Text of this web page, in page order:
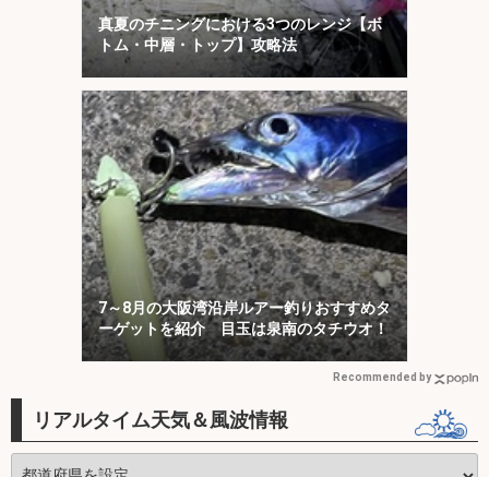
真夏のチニングにおける3つのレンジ【ボ
トム・中層・トップ】攻略法
7～8月の大阪湾沿岸ルアー釣りおすすめタ
ーゲットを紹介 目玉は泉南のタチウオ！
Recommended by
リアルタイム天気＆風波情報